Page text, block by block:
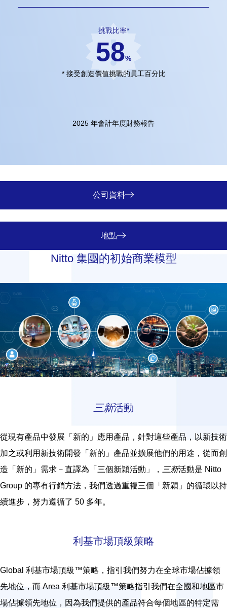
挑戰比率*
58%
* 接受創造價值挑戰的員工百分比
2025 年會計年度財務報告
公司資料
地點
Nitto 集團的初始商業模型
三新活動
從現有產品中發展「新的」應用產品，針對這些產品，以新技術
加之或利用新技術開發「新的」產品並擴展他們的用途，從而創
造「新的」需求－直譯為「三個新穎活動」，
三新活動是 Nitto
Group 的專有行銷方法，我們透過重複三個「新穎」的循環以持
續進步，努力遵循了 50 多年。
利基市場頂級策略
Global 利基市場頂級™策略，指引我們努力在全球市場佔據領
先地位，而 Area 利基市場頂級™策略指引我們在全國和地區市
場佔據領先地位，因為我們提供的產品符合每個地區的特定需